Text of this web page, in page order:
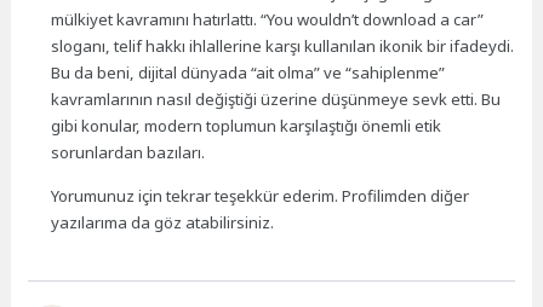
mülkiyet kavramını hatırlattı. “You wouldn’t download a car”
sloganı, telif hakkı ihlallerine karşı kullanılan ikonik bir ifadeydi.
Bu da beni, dijital dünyada “ait olma” ve “sahiplenme”
kavramlarının nasıl değiştiği üzerine düşünmeye sevk etti. Bu
gibi konular, modern toplumun karşılaştığı önemli etik
sorunlardan bazıları.
Yorumunuz için tekrar teşekkür ederim. Profilimden diğer
yazılarıma da göz atabilirsiniz.